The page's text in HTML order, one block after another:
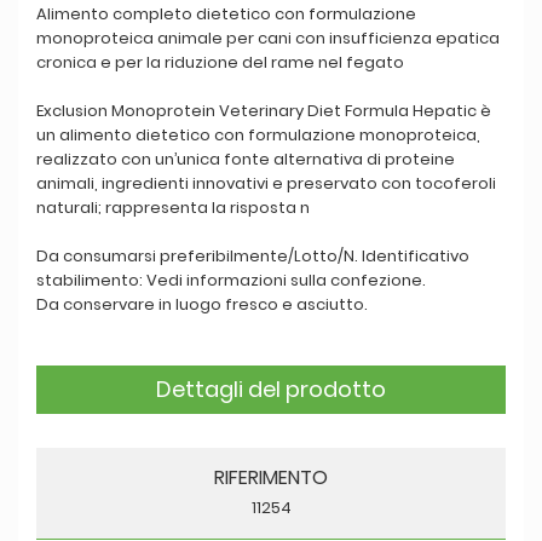
Alimento completo dietetico con formulazione
monoproteica animale per cani con insufficienza epatica
cronica e per la riduzione del rame nel fegato
Exclusion Monoprotein Veterinary Diet Formula Hepatic è
un alimento dietetico con formulazione monoproteica,
realizzato con un’unica fonte alternativa di proteine
animali, ingredienti innovativi e preservato con tocoferoli
naturali; rappresenta la risposta n
Da consumarsi preferibilmente/Lotto/N. Identificativo
stabilimento: Vedi informazioni sulla confezione.
Da conservare in luogo fresco e asciutto.
Dettagli del prodotto
RIFERIMENTO
11254